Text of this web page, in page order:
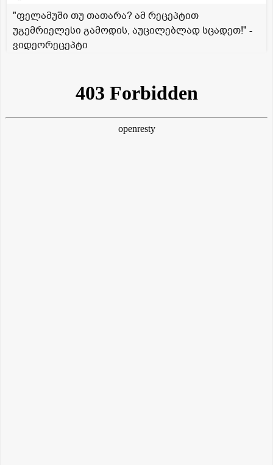
"ფელამუში თუ თათარა? ამ რეცეპტით
უგემრიელესი გამოდის, აუცილებლად სცადეთ!" -
ვიდეორეცეპტი